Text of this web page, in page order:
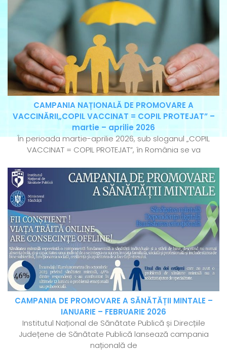
CAMPANIA NAȚIONALĂ DE PROMOVARE A
VACCINĂRII„COPIL VACCINAT = COPIL PROTEJAT” –
martie – aprilie 2026
În perioada martie-aprilie 2026, sub sloganul „COPIL
VACCINAT = COPIL PROTEJAT”, în România se va
CAMPANIA DE PROMOVARE A SĂNĂTĂȚII MINTALE –
IANUARIE – FEBRUARIE 2026
Institutul Național de Sănătate Publică și Direcțiile
Județene de Sănătate Publică lansează campania
națională de